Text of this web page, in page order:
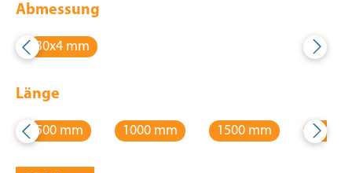
Abmessung
30x4 mm
Länge
500 mm 1000 mm 1500 mm 2000